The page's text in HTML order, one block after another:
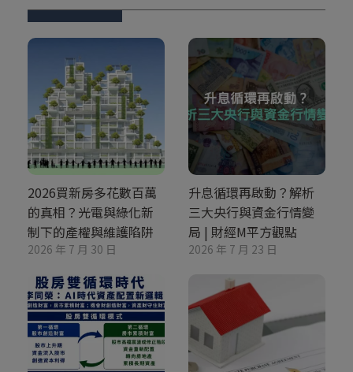
2026買新房多花數百萬
的真相？光電與綠化新
制下的產權與維護陷阱
2026 年 7 月 30 日
升息循環再啟動？解析
三大央行與資金行情變
局 | 財經M平方觀點
2026 年 7 月 23 日